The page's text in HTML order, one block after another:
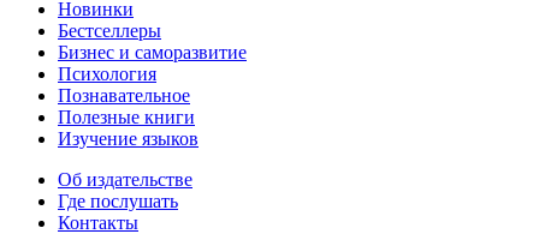
Новинки
Бестселлеры
Бизнес и саморазвитие
Психология
Познавательное
Полезные книги
Изучение языков
Об издательстве
Где послушать
Контакты